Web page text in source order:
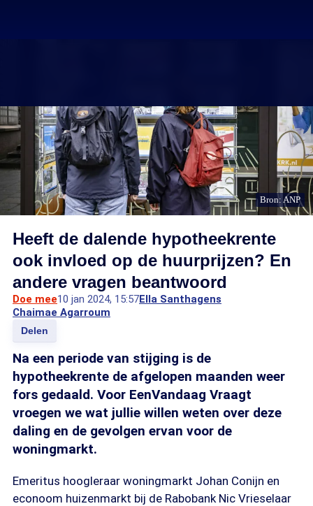
Bron: ANP
Heeft de dalende hypotheekrente
ook invloed op de huurprijzen? En
andere vragen beantwoord
Doe mee10 jan 2024, 15:57Ella Santhagens
Chaimae Agarroum
Delen
Na een periode van stijging is de
hypotheekrente de afgelopen maanden weer
fors gedaald. Voor EenVandaag Vraagt
vroegen we wat jullie willen weten over deze
daling en de gevolgen ervan voor de
woningmarkt.
Emeritus hoogleraar woningmarkt Johan Conijn en
econoom huizenmarkt bij de Rabobank Nic Vrieselaar